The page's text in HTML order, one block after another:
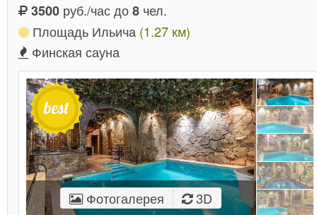
3500 руб./час до8 чел.
Площадь Ильича (1.27 км)
Финская сауна
Фотогалерея 3D